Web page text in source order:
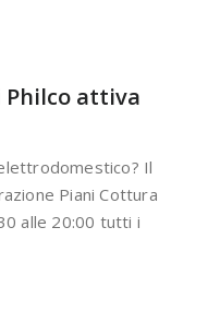
Philco attiva
Il
Piani Cottura
alle 20:00 tutti i